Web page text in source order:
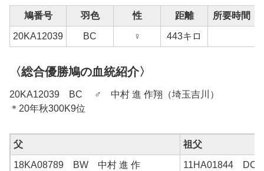
鳩番号 羽色 性 距離 所要時間
20KA12039 BC ♀ 443キロ
〈総合優勝鳩の血統紹介〉
20KA12039 BC ♂ 中村 進 作翔（埼玉吉川）
＊20年秋300K9位
父 祖父
18KA08789 BW 中村 進 作
11HA01844 DC